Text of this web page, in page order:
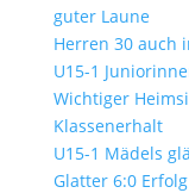
guter Laune
Herren 30 auch
U15-1
Wichtiger
Klassenerhalt
U15-1 Mädels
Glatter 6:0